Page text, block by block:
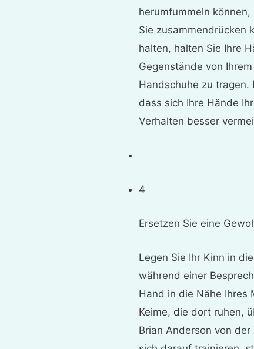
herumfummeln
Sie zusammendrücken
halten, halten Sie Ihre
Gegenstände von
Handschuhe zu
dass sich Ihre Hände
Verhalten besser
4
Ersetzen Sie eine
Legen Sie Ihr Kinn in
während einer
Hand in die Nähe Ihres
Keime, die dort ruhen,
Brian Anderson von